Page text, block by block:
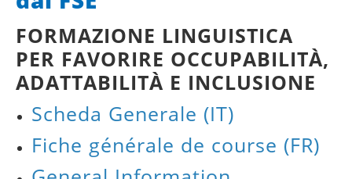
FORMAZIONE LINGUISTICA
PER FAVORIRE OCCUPABILITÀ,
ADATTABILITÀ E INCLUSIONE
Scheda Generale (IT)
Fiche générale de course (FR)